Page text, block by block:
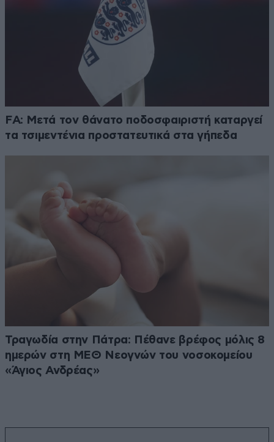
FA: Μετά τον θάνατο ποδοσφαιριστή καταργεί
τα τσιμεντένια προστατευτικά στα γήπεδα
Τραγωδία στην Πάτρα: Πέθανε βρέφος μόλις 8
ημερών στη ΜΕΘ Νεογνών του νοσοκομείου
«Άγιος Ανδρέας»